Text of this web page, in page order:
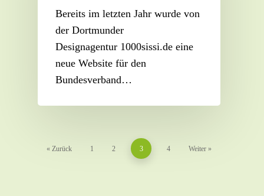
Bereits im letzten Jahr wurde von
der Dortmunder
Designagentur 1000sissi.de eine
neue Website für den
Bundesverband…
« Zurück 1 2 3 4 Weiter »